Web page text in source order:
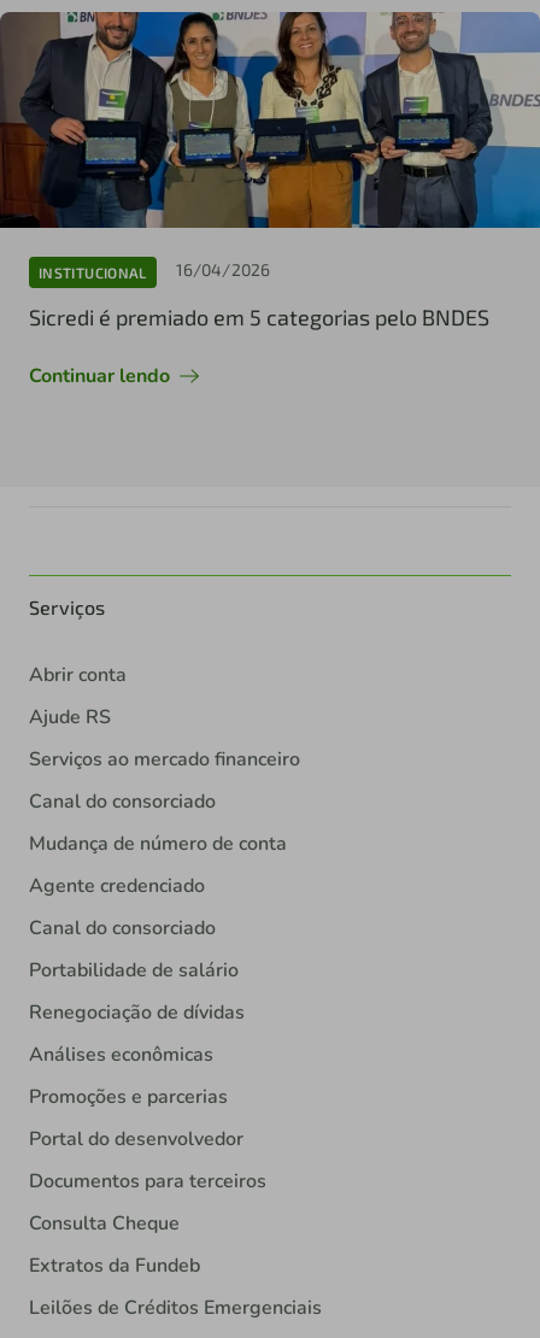
INSTITUCIONAL 16/04/2026
Sicredi é premiado em 5 categorias pelo BNDES
Continuar lendo
Serviços
Abrir conta
Ajude RS
Serviços ao mercado financeiro
Canal do consorciado
Mudança de número de conta
Agente credenciado
Canal do consorciado
Portabilidade de salário
Renegociação de dívidas
Análises econômicas
Promoções e parcerias
Portal do desenvolvedor
Documentos para terceiros
Consulta Cheque
Extratos da Fundeb
Leilões de Créditos Emergenciais